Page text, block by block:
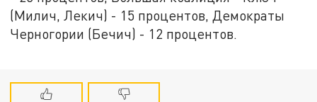
(Милич, Лекич) - 15 процентов, Демократы
Черногории (Бечич) - 12 процентов.